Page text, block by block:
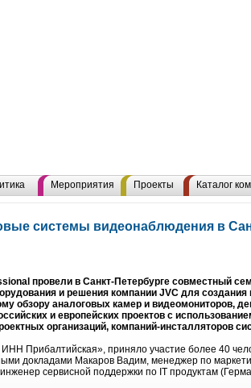
Мероприятия Проекты Каталог
системы видеонаблюдения в
провели в Санкт-Петербурге совместный
и решения компании JVC для
обзору аналоговых камер и видеомониторов,
и европейских проектов с
организаций, компаний-инсталляторов
Прибалтийская», приняло участие более 40
докладами Макаров Вадим, менеджер по
сервисной поддержки по IT продуктам